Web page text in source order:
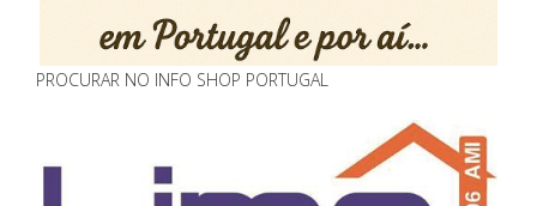
PROCURAR NO INFO SHOP PORTUGAL